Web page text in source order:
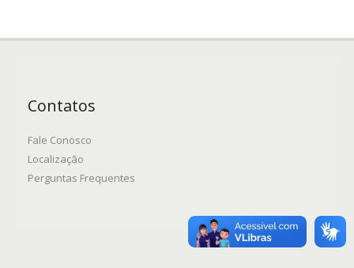
Contatos
Fale Conosco
Localização
Perguntas Frequentes